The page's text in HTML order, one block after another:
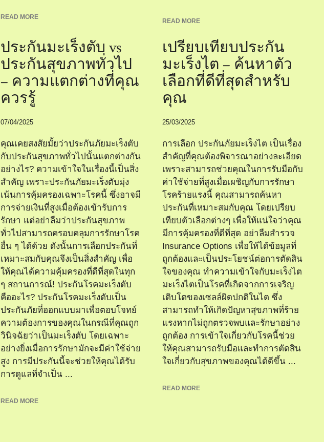
READ MORE
READ MORE
ประกันมะเร็งตับ vs
ประกันสุขภาพทั่วไป
– ความแตกต่างที่คุณ
ควรรู้
07/04/2025
คุณเคยสงสัยมั้ยว่าประกันภัยมะเร็งตับ
กับประกันสุขภาพทั่วไปนั้นแตกต่างกัน
อย่างไร? ความเข้าใจในเรื่องนี้เป็นสิ่ง
สำคัญ เพราะประกันภัยมะเร็งตับมุ่ง
เน้นการคุ้มครองเฉพาะโรคนี้ ซึ่งอาจมี
การจ่ายเงินที่สูงเมื่อต้องเข้ารับการ
รักษา แต่อย่าลืมว่าประกันสุขภาพ
ทั่วไปสามารถครอบคลุมการรักษาโรค
อื่น ๆ ได้ด้วย ดังนั้นการเลือกประกันที่
เหมาะสมกับคุณจึงเป็นสิ่งสำคัญ เพื่อ
ให้คุณได้ความคุ้มครองที่ดีที่สุดในทุก
ๆ สถานการณ์! ประกันโรคมะเร็งตับ
คืออะไร? ประกันโรคมะเร็งตับเป็น
ประกันภัยที่ออกแบบมาเพื่อตอบโจทย์
ความต้องการของคุณในกรณีที่คุณถูก
วินิจฉัยว่าเป็นมะเร็งตับ โดยเฉพาะ
อย่างยิ่งเมื่อการรักษามักจะมีค่าใช้จ่าย
สูง การมีประกันนี้จะช่วยให้คุณได้รับ
การดูแลที่จำเป็น ...
READ MORE
เปรียบเทียบประกัน
มะเร็งไต – ค้นหาตัว
เลือกที่ดีที่สุดสำหรับ
คุณ
25/03/2025
การเลือก ประกันภัยมะเร็งไต เป็นเรื่อง
สำคัญที่คุณต้องพิจารณาอย่างละเอียด
เพราะสามารถช่วยคุณในการรับมือกับ
ค่าใช้จ่ายที่สูงเมื่อเผชิญกับการรักษา
โรคร้ายแรงนี้ คุณสามารถค้นหา
ประกันที่เหมาะสมกับคุณ โดยเปรียบ
เทียบตัวเลือกต่างๆ เพื่อให้แน่ใจว่าคุณ
มีการคุ้มครองที่ดีที่สุด อย่าลืมสำรวจ
Insurance Options เพื่อให้ได้ข้อมูลที่
ถูกต้องและเป็นประโยชน์ต่อการตัดสิน
ใจของคุณ ทำความเข้าใจกับมะเร็งไต
มะเร็งไตเป็นโรคที่เกิดจากการเจริญ
เติบโตของเซลล์ผิดปกติในไต ซึ่ง
สามารถทำให้เกิดปัญหาสุขภาพที่ร้าย
แรงหากไม่ถูกตรวจพบและรักษาอย่าง
ถูกต้อง การเข้าใจเกี่ยวกับโรคนี้ช่วย
ให้คุณสามารถรับมือและทำการตัดสิน
ใจเกี่ยวกับสุขภาพของคุณได้ดีขึ้น ...
READ MORE